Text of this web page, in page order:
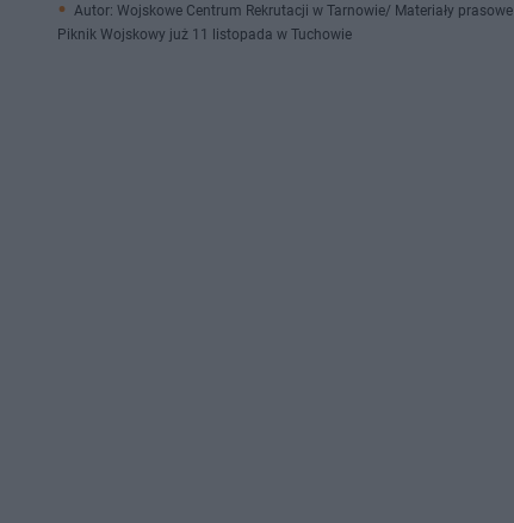
Autor: Wojskowe Centrum Rekrutacji w Tarnowie/ Materiały prasowe
Piknik Wojskowy już 11 listopada w Tuchowie